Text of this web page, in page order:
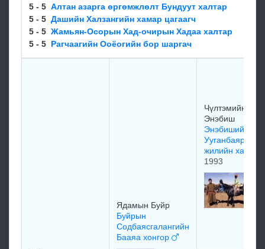
5 - 5 Алтан азарга өргөмжлөлт Бундуут халтар
5 - 5 Дашийн Халзангийн хамар цагаагч
5 - 5 Жамьян-Осорын Хад-очирын Хадаа халтар
5 - 5 Рагчаагийн Ооёогийн бор шаргач
Ядамын Буйр
Буйрын
Содбаясгалангийн
Бааяа хонгор
Чүлтэмийн
Энэбиш
Энэбишийн
Ууганбаярын
жилийн халтар
1993